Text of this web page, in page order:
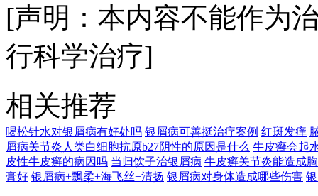
[声明：本内容不能作为
行科学治疗]
相关推荐
喝松针水对银屑病有好处吗 银屑病可善挺治疗案例 红斑发痒
屑病关节炎人类白细胞抗原b27阴性的原因是什么 牛皮癣会起
皮性牛皮癣的病因吗 当归饮子治银屑病 牛皮癣关节炎能造成
膏好 银屑病+飘柔+海飞丝+清扬 银屑病对身体造成哪些伤害